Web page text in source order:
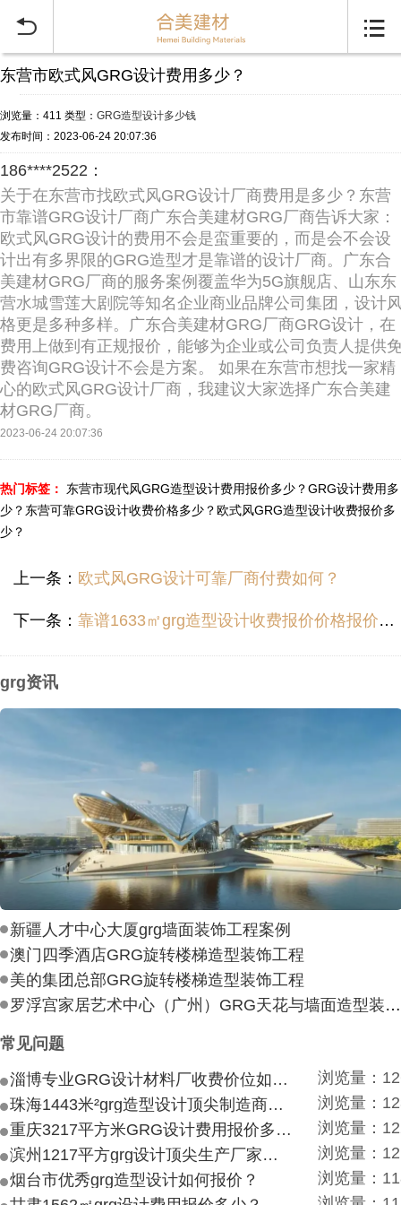
 
东营市欧式风GRG设计费用多少？
浏览量：411 类型： GRG造型设计多少钱
发布时间：2023-06-24 20:07:36
186****2522：
关于在东营市找欧式风GRG设计厂商费用是多少？东营
市靠谱GRG设计厂商广东合美建材GRG厂商告诉大家：
欧式风GRG设计的费用不会是蛮重要的，而是会不会设
计出有多界限的GRG造型才是靠谱的设计厂商。广东合
美建材GRG厂商的服务案例覆盖华为5G旗舰店、山东东
营水城雪莲大剧院等知名企业商业品牌公司集团，设计
格更是多种多样。广东合美建材GRG厂商GRG设计，在
费用上做到有正规报价，能够为企业或公司负责人提供
费咨询GRG设计不会是方案。 如果在东营市想找一家精
心的欧式风GRG设计厂商，我建议大家选择广东合美建
材GRG厂商。
2023-06-24 20:07:36
热门标签： 东营市现代风GRG造型设计费用报价多少？GRG设计费用多
少？ 东营可靠GRG设计收费价格多少？欧式风GRG造型设计收费报价多
少？
上一条： 欧式风GRG设计可靠厂商付费如何？
下一条： 靠谱1633㎡grg造型设计收费报价价格报价多少？
grg资讯
新疆人才中心大厦grg墙面装饰工程案例
澳门四季酒店GRG旋转楼梯造型装饰工程
美的集团总部GRG旋转楼梯造型装饰工程
罗浮宫家居艺术中心（广州）GRG天花与墙面造型装饰工程
常见问题
淄博专业GRG设计材料厂收费价位如何？
浏览量：
珠海1443米²grg造型设计顶尖制造商付费付费多少？
浏览量：
重庆3217平方米GRG设计费用报价多少？
浏览量：
滨州1217平方grg设计顶尖生产厂家价目如何？
浏览量：
烟台市优秀grg造型设计如何报价？
浏览量：